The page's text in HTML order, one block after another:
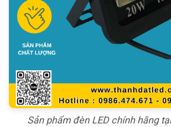
Sản phẩm đèn LED chính hãng